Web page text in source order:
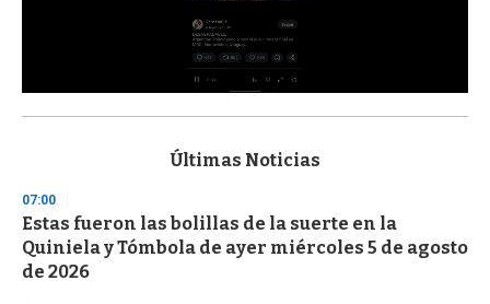
s
d
s
o
f
3
Últimas Noticias
07:00
Estas fueron las bolillas de la suerte en la
Quiniela y Tómbola de ayer miércoles 5 de agosto
de 2026